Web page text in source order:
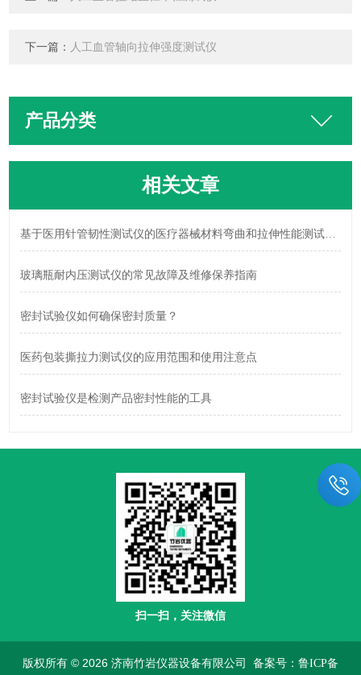
下一篇： 人工血管轴向拉伸强度测试仪
产品分类
相关文章
基于医用针管韧性测试仪的医疗器械材料弯曲和拉伸性能测试与分析
玻璃瓶耐内压测试仪的常见故障及维修保养指南
密封试验仪如何确保密封质量？
医药包装撕拉力测试仪的应用范围和使用注意点
密封试验仪是检测产品密封性能的工具
扫一扫，关注微信
版权所有 © 2026 济南竹岩仪器设备有限公司 备案号：鲁ICP备